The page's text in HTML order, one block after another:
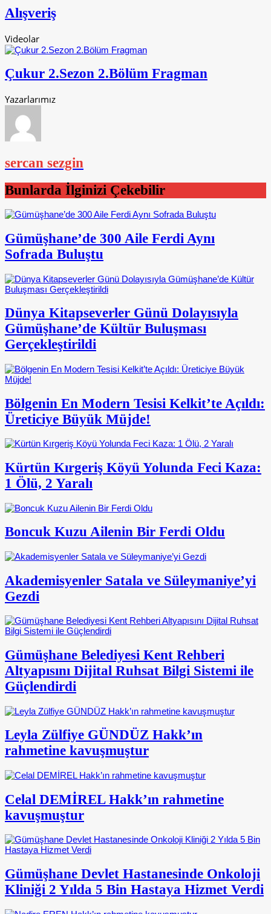
Alışveriş
Videolar
Çukur 2.Sezon 2.Bölüm Fragman
Yazarlarımız
sercan sezgin
Bunlarda İlginizi Çekebilir
Gümüşhane’de 300 Aile Ferdi Aynı
Sofrada Buluştu
Dünya Kitapseverler Günü Dolayısıyla
Gümüşhane’de Kültür Buluşması
Gerçekleştirildi
Bölgenin En Modern Tesisi Kelkit’te Açıldı:
Üreticiye Büyük Müjde!
Kürtün Kırgeriş Köyü Yolunda Feci Kaza:
1 Ölü, 2 Yaralı
Boncuk Kuzu Ailenin Bir Ferdi Oldu
Akademisyenler Satala ve Süleymaniye’yi
Gezdi
Gümüşhane Belediyesi Kent Rehberi
Altyapısını Dijital Ruhsat Bilgi Sistemi ile
Güçlendirdi
Leyla Zülfiye GÜNDÜZ Hakk’ın
rahmetine kavuşmuştur
Celal DEMİREL Hakk’ın rahmetine
kavuşmuştur
Gümüşhane Devlet Hastanesinde Onkoloji
Kliniği 2 Yılda 5 Bin Hastaya Hizmet Verdi